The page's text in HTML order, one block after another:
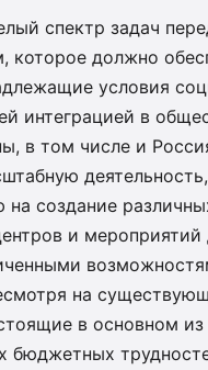
спектр задач
которое должно
условия
интеграцией в
в том числе и
деятельность,
на создание
и
на
в основном из
бюджетных